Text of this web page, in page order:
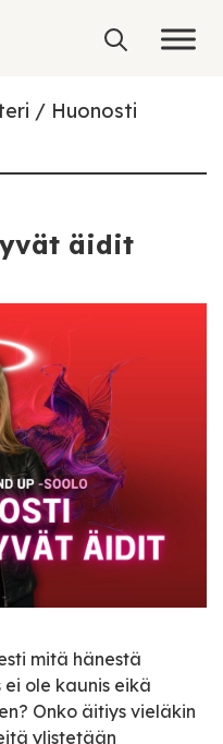
Huonosti
äidit
mitä hänestä
ole kaunis eikä
Onko äitiys vieläkin
ylistetään